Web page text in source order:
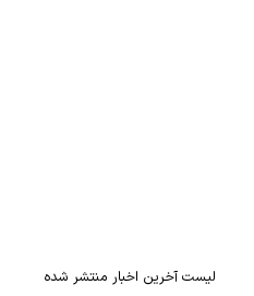
لیست آخرین اخبار منتشر شده